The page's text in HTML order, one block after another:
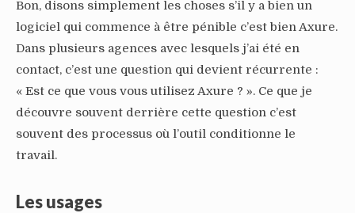
Bon, disons simplement les choses s’il y a bien un
logiciel qui commence à être pénible c’est bien Axure.
Dans plusieurs agences avec lesquels j’ai été en
contact, c’est une question qui devient récurrente :
« Est ce que vous vous utilisez Axure ? ». Ce que je
découvre souvent derrière cette question c’est
souvent des processus où l’outil conditionne le
travail.
Les usages